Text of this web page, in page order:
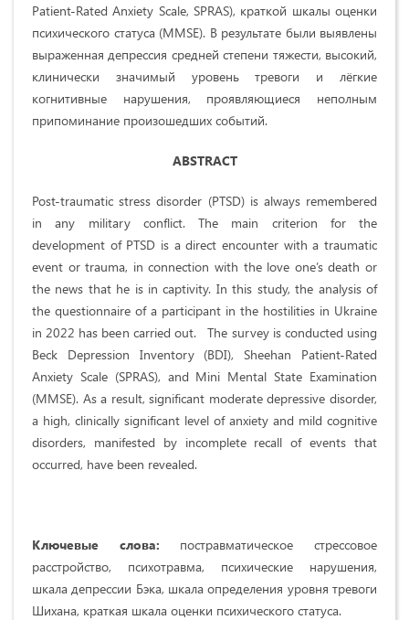
Patient-Rated Anxiety Scale, SPRAS), краткой шкалы оценки
психического статуса (MMSE). В результате были выявлены
выраженная депрессия средней степени тяжести, высокий,
клинически значимый уровень тревоги и лёгкие
когнитивные нарушения, проявляющиеся неполным
припоминание произошедших событий.
ABSTRACT
Post-traumatic stress disorder (PTSD) is always remembered
in any military conflict. The main criterion for the
development of PTSD is a direct encounter with a traumatic
event or trauma, in connection with the love one’s death or
the news that he is in captivity. In this study, the analysis of
the questionnaire of a participant in the hostilities in Ukraine
in 2022 has been carried out. The survey is conducted using
Beck Depression Inventory (BDI), Sheehan Patient-Rated
Anxiety Scale (SPRAS), and Mini Mental State Examination
(MMSE). As a result, significant moderate depressive disorder,
a high, clinically significant level of anxiety and mild cognitive
disorders, manifested by incomplete recall of events that
occurred, have been revealed.
Ключевые слова: постравматическое стрессовое
расстройство, психотравма, психические нарушения,
шкала депрессии Бэка, шкала определения уровня тревоги
Шихана, краткая шкала оценки психического статуса.